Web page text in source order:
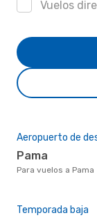
Vuelos
Aeropuerto de
Pama
Para vuelos a Pama
Temporada baja